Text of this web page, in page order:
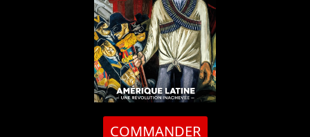
COMMANDER